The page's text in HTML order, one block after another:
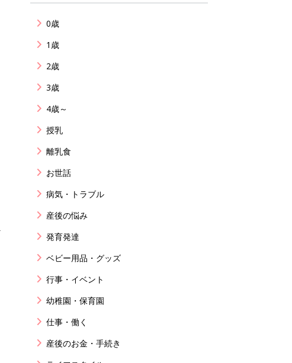
0歳
1歳
2歳
3歳
4歳～
授乳
離乳食
お世話
病気・トラブル
産後の悩み
発育発達
ベビー用品・グッズ
行事・イベント
幼稚園・保育園
仕事・働く
産後のお金・手続き